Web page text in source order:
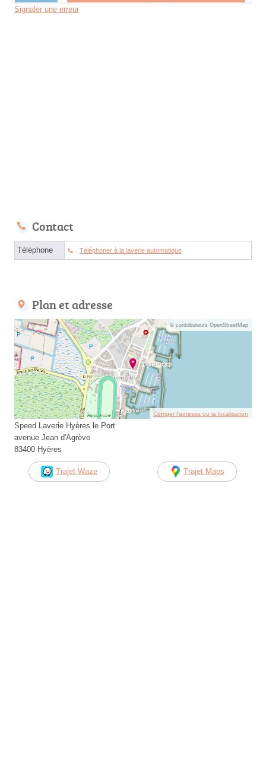
Signaler une erreur
Contact
Téléphone Téléphoner à la laverie automatique
Plan et adresse
© contributeurs OpenStreetMap
Corriger l’adresse ou la localisation
Speed Laverie Hyères le Port
avenue Jean d'Agrève
83400 Hyères
Trajet Waze Trajet Maps